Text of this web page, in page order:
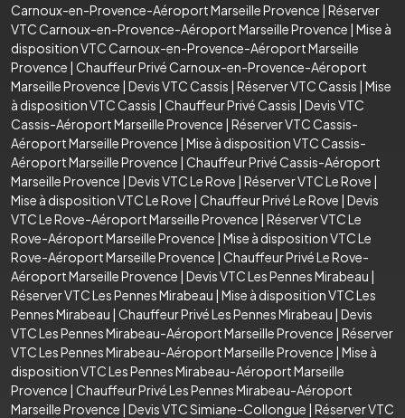
Carnoux-en-Provence-Aéroport Marseille Provence | Réserver
VTC Carnoux-en-Provence-Aéroport Marseille Provence | Mise à
disposition VTC Carnoux-en-Provence-Aéroport Marseille
Provence | Chauffeur Privé Carnoux-en-Provence-Aéroport
Marseille Provence | Devis VTC Cassis | Réserver VTC Cassis | Mise
à disposition VTC Cassis | Chauffeur Privé Cassis | Devis VTC
Cassis-Aéroport Marseille Provence | Réserver VTC Cassis-
Aéroport Marseille Provence | Mise à disposition VTC Cassis-
Aéroport Marseille Provence | Chauffeur Privé Cassis-Aéroport
Marseille Provence | Devis VTC Le Rove | Réserver VTC Le Rove |
Mise à disposition VTC Le Rove | Chauffeur Privé Le Rove | Devis
VTC Le Rove-Aéroport Marseille Provence | Réserver VTC Le
Rove-Aéroport Marseille Provence | Mise à disposition VTC Le
Rove-Aéroport Marseille Provence | Chauffeur Privé Le Rove-
Aéroport Marseille Provence | Devis VTC Les Pennes Mirabeau |
Réserver VTC Les Pennes Mirabeau | Mise à disposition VTC Les
Pennes Mirabeau | Chauffeur Privé Les Pennes Mirabeau | Devis
VTC Les Pennes Mirabeau-Aéroport Marseille Provence | Réserver
VTC Les Pennes Mirabeau-Aéroport Marseille Provence | Mise à
disposition VTC Les Pennes Mirabeau-Aéroport Marseille
Provence | Chauffeur Privé Les Pennes Mirabeau-Aéroport
Marseille Provence | Devis VTC Simiane-Collongue | Réserver VTC